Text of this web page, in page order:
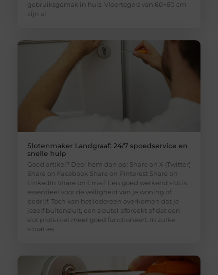
gebruiksgemak in huis. Vloertegels van 60×60 cm
zijn al
Slotenmaker Landgraaf: 24/7 spoedservice en
snelle hulp
Goed artikel? Deel hem dan op: Share on X (Twitter)
Share on Facebook Share on Pinterest Share on
LinkedIn Share on Email Een goed werkend slot is
essentieel voor de veiligheid van je woning of
bedrijf. Toch kan het iedereen overkomen dat je
jezelf buitensluit, een sleutel afbreekt of dat een
slot plots niet meer goed functioneert. In zulke
situaties